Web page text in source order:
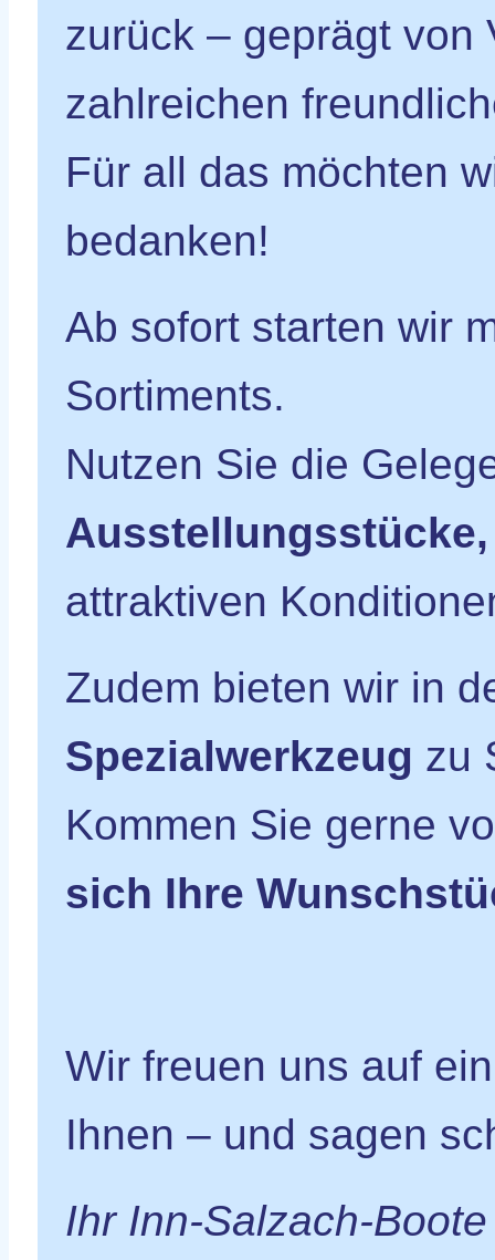
zurück – geprägt von
zahlreichen
Für all das möchten
bedanken!
Ab sofort starten wir
Sortiments.
Nutzen Sie die
attraktiven
Zudem bieten wir in
Spezialwerkzeug zu
Kommen Sie gerne
sich Ihre
Wir freuen uns auf
Ihnen – und sagen
Ihr Inn-Salzach-